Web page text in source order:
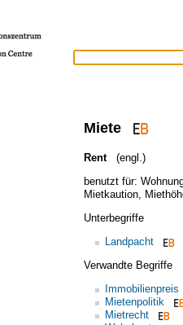
Miete
Rent
(engl.)
benutzt für:
Mietkaution,
Unterbegriffe
Landpacht
Verwandte Begriffe
Immobilienpreis
Mietenpolitik
Mietrecht